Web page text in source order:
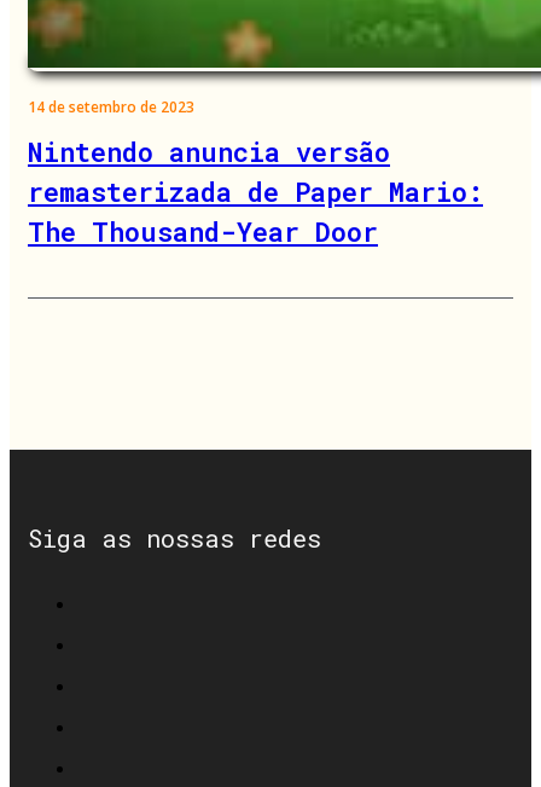
14 de setembro de 2023
Nintendo anuncia versão
remasterizada de Paper Mario:
The Thousand-Year Door
Siga as nossas redes